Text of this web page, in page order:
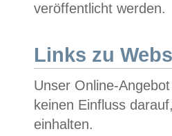
veröffentlicht werden.
Links zu
Unser Online-
keinen Einfluss
einhalten.